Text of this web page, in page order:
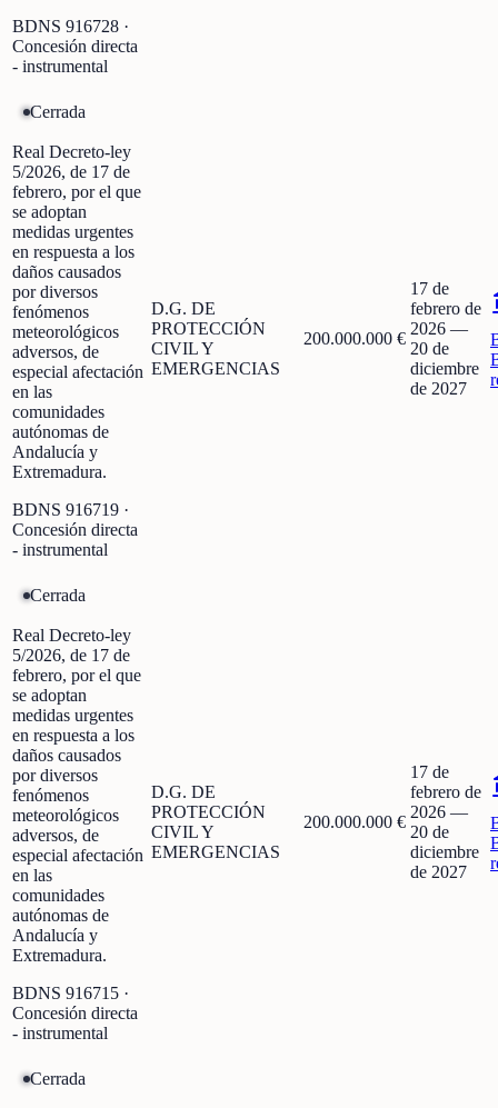
BDNS 916728 ·
Concesión directa
- instrumental
Cerrada
Real Decreto-ley
5/2026, de 17 de
febrero, por el que
se adoptan
medidas urgentes
en respuesta a los
daños causados
por diversos
fenómenos
meteorológicos
adversos, de
especial afectación
en las
comunidades
autónomas de
Andalucía y
Extremadura.
BDNS 916719 ·
Concesión directa
- instrumental
D.G. DE
PROTECCIÓN
CIVIL Y
EMERGENCIAS
200.000.000 €
17 de
febrero de
2026 —
20 de
diciembre
de 2027
Cerrada
Real Decreto-ley
5/2026, de 17 de
febrero, por el que
se adoptan
medidas urgentes
en respuesta a los
daños causados
por diversos
fenómenos
meteorológicos
adversos, de
especial afectación
en las
comunidades
autónomas de
Andalucía y
Extremadura.
BDNS 916715 ·
Concesión directa
- instrumental
D.G. DE
PROTECCIÓN
CIVIL Y
EMERGENCIAS
200.000.000 €
17 de
febrero de
2026 —
20 de
diciembre
de 2027
Cerrada